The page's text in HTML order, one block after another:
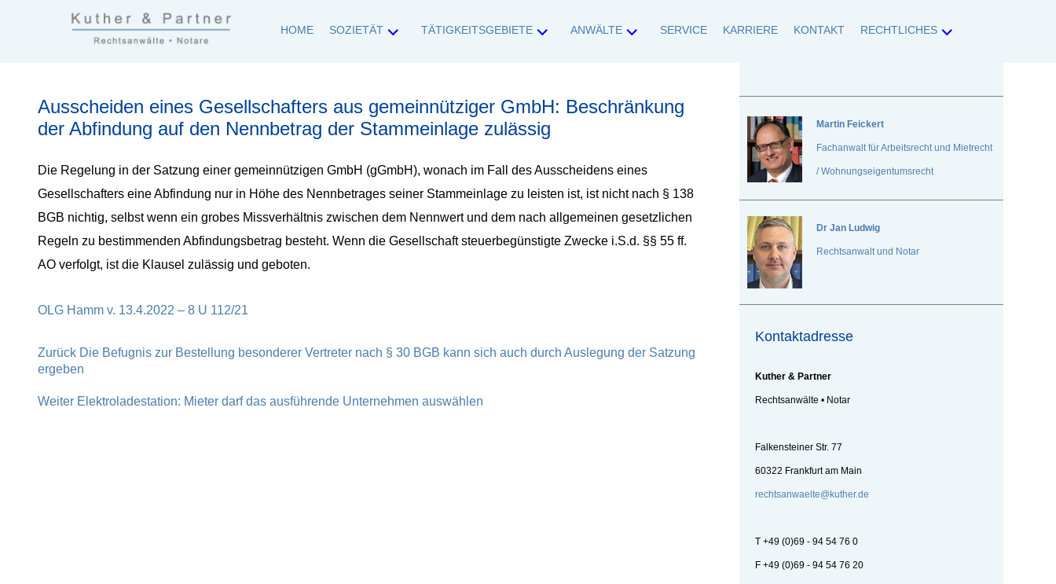
HOME SOZIETÄT TÄTIGKEITSGEBIETE ANWÄLTE SERVICE KARRIERE KONTAKT RECHTLICHES
Ausscheiden eines Gesellschafters aus gemeinnütziger GmbH: Beschränkung
der Abfindung auf den Nennbetrag der Stammeinlage zulässig
Die Regelung in der Satzung einer gemeinnützigen GmbH (gGmbH), wonach im Fall des Ausscheidens eines
Gesellschafters eine Abfindung nur in Höhe des Nennbetrages seiner Stammeinlage zu leisten ist, ist nicht nach § 138
BGB nichtig, selbst wenn ein grobes Missverhältnis zwischen dem Nennwert und dem nach allgemeinen gesetzlichen
Regeln zu bestimmenden Abfindungsbetrag besteht. Wenn die Gesellschaft steuerbegünstigte Zwecke i.S.d. §§ 55 ff.
AO verfolgt, ist die Klausel zulässig und geboten.
OLG Hamm v. 13.4.2022 – 8 U 112/21
Beitragsnavigation
Zurück Vorheriger
Beitrag:
Die Befugnis zur Bestellung besonderer Vertreter nach § 30 BGB kann sich auch durch Auslegung der Satzung
ergeben
Weiter Nächster
Elektroladestation: Mieter darf das ausführende Unternehmen auswählen
Martin Feickert
Fachanwalt für Arbeitsrecht und Mietrecht
/ Wohnungseigentumsrecht
DrJan Ludwig
Rechtsanwalt und Notar
Kontaktadresse
Kuther & Partner
Rechtsanwälte • Notar
Falkensteiner Str. 77
60322 Frankfurt am Main
rechtsanwaelte@kuther.de
T +49 (0)69 - 94 54 76 0
F +49 (0)69 - 94 54 76 20